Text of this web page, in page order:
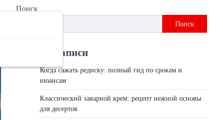
Поиск
Поиск
Недавні записи
Когда сажать редиску: полный гид по срокам и
нюансам
Классический заварной крем: рецепт нежной основы
для десертов